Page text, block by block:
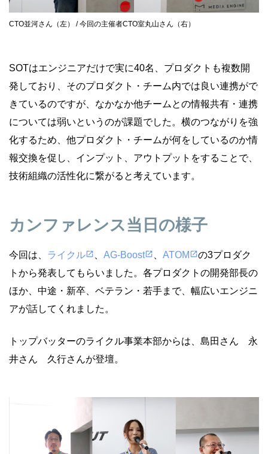
CTO並河さん（左） / 今回の主催者CTO室丸山さん（右）
SOTはエンジニアだけで実に40名、プロダクトも複数開
発しており、そのプロダクト・チーム内では良い連携がで
きているのですが、なかなか他チームとの情報共有・連携
については弱いというのが課題でした。横のつながりを強
化するため、他プロダクト・チームが何をしているのか情
報交換を促し、インプット、アウトプットをすることで、
技術組織の活性化に繋がると考えています。
カンファレンス当日の様子
今回は、 ライクル open_in_new AG-Boostopen_in_new ATOM open_in_newの3プロダク
トから発表してもらいました。各プロダクトの開発部長の
ほか、中途・新卒、ベテラン・若手まで、幅広いエンジニ
アが話してくれました。
トップバッターのライクル事業本部からは、島田さん 永
井さん 久行さんが登壇。